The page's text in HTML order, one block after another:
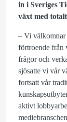
in i Sveriges
växt med
– Vi välkomnar
förtroende från
frågor och
sjösatte vi vår
fortsatt vår
aktivt